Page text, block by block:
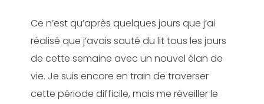
Ce n’est qu’après quelques jours que j’ai
réalisé que j’avais sauté du lit tous les jours
de cette semaine avec un nouvel élan de
vie. Je suis encore en train de traverser
cette période difficile, mais me réveiller le